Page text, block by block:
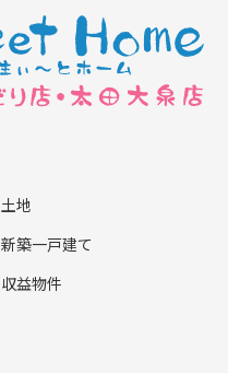
土地
新築一戸建て
収益物件